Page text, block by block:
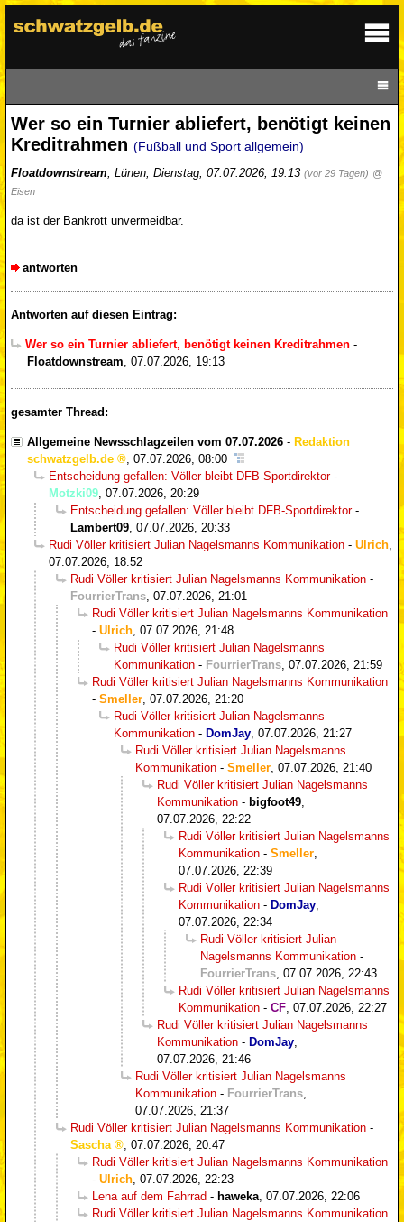
Wer so ein Turnier abliefert, benötigt keinen
Kreditrahmen (Fußball und Sport allgemein)
Floatdownstream, Lünen, Dienstag, 07.07.2026, 19:13 (vor 29 Tagen) @
Eisen
da ist der Bankrott unvermeidbar.
antworten
Antworten auf diesen Eintrag:
Wer so ein Turnier abliefert, benötigt keinen Kreditrahmen -
Floatdownstream, 07.07.2026, 19:13
gesamter Thread:
Allgemeine Newsschlagzeilen vom 07.07.2026 - Redaktion
schwatzgelb.de
07.07.2026, 08:00
Entscheidung gefallen: Völler bleibt DFB-Sportdirektor-
Motzki09 07.07.2026, 20:29
Entscheidung gefallen: Völler bleibt DFB-Sportdirektor-
Lambert09 07.07.2026, 20:33
Rudi Völler kritisiert Julian Nagelsmanns Kommunikation - Ulrich
07.07.2026, 18:52
Rudi Völler kritisiert Julian Nagelsmanns Kommunikation -
FourrierTrans 07.07.2026, 21:01
Rudi Völler kritisiert Julian Nagelsmanns Kommunikation
- Ulrich 07.07.2026, 21:48
Rudi Völler kritisiert Julian Nagelsmanns
Kommunikation - FourrierTrans 07.07.2026, 21:59
Rudi Völler kritisiert Julian Nagelsmanns Kommunikation
- Smeller 07.07.2026, 21:20
Rudi Völler kritisiert Julian Nagelsmanns
Kommunikation - DomJay 07.07.2026, 21:27
Rudi Völler kritisiert Julian Nagelsmanns
Kommunikation - Smeller 07.07.2026, 21:40
Rudi Völler kritisiert Julian Nagelsmanns
Kommunikation - bigfoot49
07.07.2026, 22:22
Rudi Völler kritisiert Julian Nagelsmanns
Kommunikation - Smeller
07.07.2026, 22:39
Rudi Völler kritisiert Julian Nagelsmanns
Kommunikation - DomJay
07.07.2026, 22:34
Rudi Völler kritisiert Julian
Nagelsmanns Kommunikation -
FourrierTrans 07.07.2026, 22:43
Rudi Völler kritisiert Julian Nagelsmanns
Kommunikation - CF 07.07.2026, 22:27
Rudi Völler kritisiert Julian Nagelsmanns
Kommunikation - DomJay
07.07.2026, 21:46
Rudi Völler kritisiert Julian Nagelsmanns
Kommunikation - FourrierTrans
07.07.2026, 21:37
Rudi Völler kritisiert Julian Nagelsmanns Kommunikation -
Sascha
07.07.2026, 20:47
Rudi Völler kritisiert Julian Nagelsmanns Kommunikation
- Ulrich 07.07.2026, 22:23
Lena auf dem Fahrrad - haweka 07.07.2026, 22:06
Rudi Völler kritisiert Julian Nagelsmanns Kommunikation